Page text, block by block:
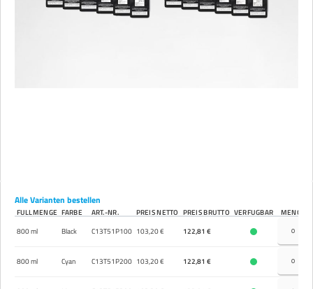
Alle Varianten bestellen
FÜLLMENGE FARBE ART.-NR. PREIS NETTO PREIS BRUTTO VERFÜGBAR
MENGE
800 ml
Black C13T51P100 103,20 € 122,81 €
800 ml Cyan C13T51P200 103,20 € 122,81 €